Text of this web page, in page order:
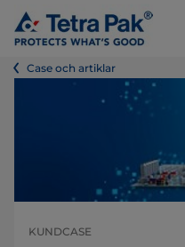
Case och artiklar
KUNDCASE